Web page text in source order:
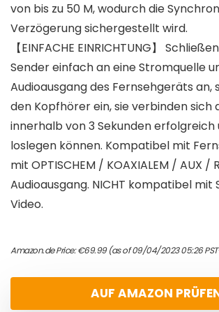
von bis zu 50 M, wodurch die
Verzögerung sichergestellt wird.
【EINFACHE EINRICHTUNG】
Sender einfach an eine Stromquelle
Audioausgang des Fernsehgeräts an,
den Kopfhörer ein, sie verbinden sich
innerhalb von 3 Sekunden erfolgreich
loslegen können. Kompatibel mit
mit OPTISCHEM / KOAXIALEM / AUX /
Audioausgang. NICHT kompatibel mit
Video.
Amazon.de Price:€69.99(as of 09/04/2023 05:26
AUF AMAZON